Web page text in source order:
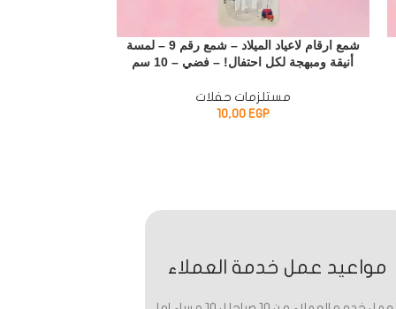
شمع ارقام لاعياد الميلاد – شمع رقم 9 – لمسة
أنيقة ومبهجة لكل احتفال! – فضي – 10 سم
مستلزمات حفلات
10,00 EGP
مواعيد عمل خدمة العملاء